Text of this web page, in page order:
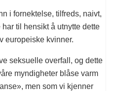
i fornektelse, tilfreds, naivt,
til hensikt å utnytte dette
europeiske kvinner.
seksuelle overfall, og dette
myndigheter blåse varm
men som vi kjenner